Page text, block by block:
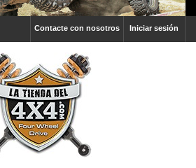
Iniciar sesión
Contacte con nosotros